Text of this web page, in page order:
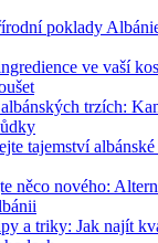
poklady⁣
​ve vaší‌
trzích:
tajemství
něco nového:
a triky: ⁢Jak najít